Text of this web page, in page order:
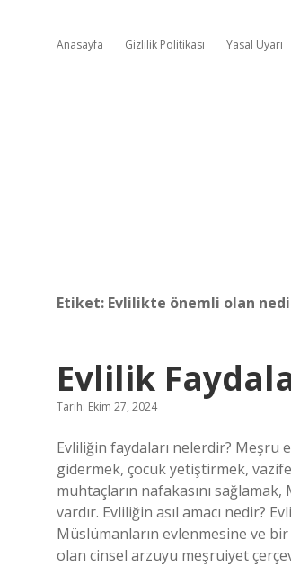
Anasayfa Gizlilik Politikası Yasal Uyarı
Etiket: Evlilikte önemli olan
Evlilik
Tarih: Ekim 27, 2024
Evliliğin faydaları nelerdir? Meşru
gidermek, çocuk yetiştirmek,
muhtaçların nafakasını
vardır. Evliliğin asıl amacı nedir?
Müslümanların evlenmesine ve
olan cinsel arzuyu meşruiyet